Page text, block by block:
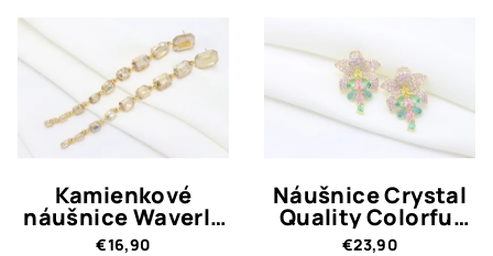
Kamienkové
náušnice Waverly
Gold
€16,90
Náušnice Crystal
Quality Colorful
Flower
€23,90